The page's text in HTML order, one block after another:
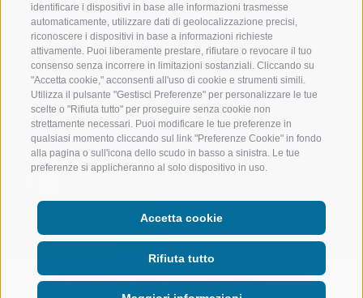
identificare i dispositivi in base alle informazioni trasmesse
automaticamente, utilizzare dati di geolocalizzazione precisi,
riconoscere i dispositivi in base a informazioni richieste
attivamente. Puoi liberamente prestare, rifiutare o revocare il tuo
consenso senza incorrere in limitazioni sostanziali. Cliccando su
"Accetta cookie," acconsenti all'uso di cookie e strumenti simili.
Utilizza il pulsante "Gestisci Preferenze" per personalizzare le tue
scelte o "Rifiuta tutto" per proseguire senza cookie non
strettamente necessari. Puoi modificare le tue preferenze in
qualsiasi momento cliccando sul link "Preferenze Cookie" in fondo
alla pagina o sull'icona dello scudo in basso a sinistra. Le tue
preferenze si applicheranno al solo dispositivo in uso.
Accetta cookie
Rifiuta tutto
SCUOLA DI SCI RACINES
LUISL'S SKI SCHOOL A RACINES
FONDO
ACQUA DA
SEGUICI SUI SOCIAL
CREDITS |MAPPA DEL SITO |AMMINISTRAZIONE